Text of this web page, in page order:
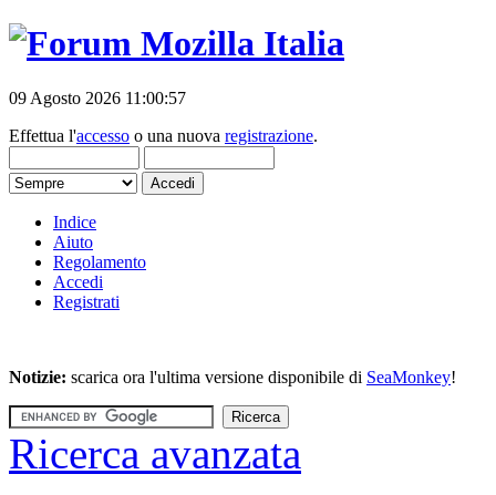
09 Agosto 2026 11:00:57
Effettua l'accesso o una nuova registrazione.
Indice
Aiuto
Regolamento
Accedi
Registrati
Notizie: scarica ora l'ultima versione disponibile di SeaMonkey!
Ricerca avanzata